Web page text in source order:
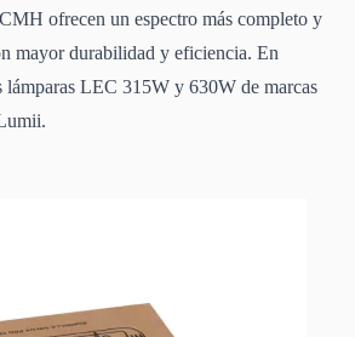
ofrecen un espectro más completo y
mayor durabilidad y eficiencia. En
LEC 315W y 630W de marcas